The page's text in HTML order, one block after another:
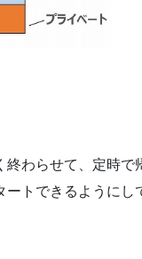
わらせて、定時で
トできるようにし